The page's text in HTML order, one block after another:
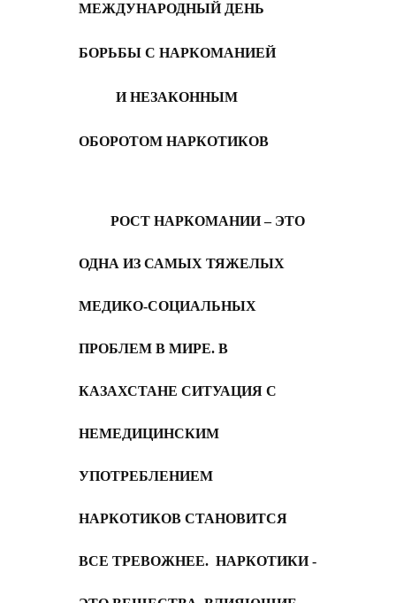
МЕЖДУНАРОДНЫЙ ДЕНЬ
БОРЬБЫ С НАРКОМАНИЕЙ
И НЕЗАКОННЫМ
ОБОРОТОМ НАРКОТИКОВ
РОСТ НАРКОМАНИИ – ЭТО
ОДНА ИЗ САМЫХ ТЯЖЕЛЫХ
МЕДИКО-СОЦИАЛЬНЫХ
ПРОБЛЕМ В МИРЕ. В
КАЗАХСТАНЕ СИТУАЦИЯ С
НЕМЕДИЦИНСКИМ
УПОТРЕБЛЕНИЕМ
НАРКОТИКОВ СТАНОВИТСЯ
ВСЕ ТРЕВОЖНЕЕ. НАРКОТИКИ -